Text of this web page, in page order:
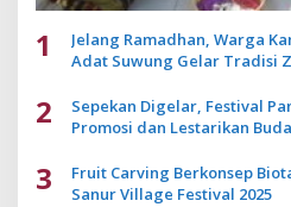
1
Jelang Ramadhan, Warga
Adat Suwung Gelar Tradisi
2
Sepekan Digelar, Festival
Promosi dan Lestarikan
3
Fruit Carving Berkonsep
Sanur Village Festival 2025